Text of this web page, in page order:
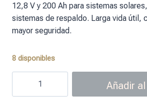
12,8 V y 200 Ah para sistemas
sistemas de respaldo. Larga vida útil,
mayor seguridad.
8 disponibles
Añadir